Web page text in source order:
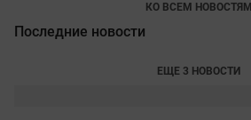
КО ВСЕМ НОВОСТЯМ
Последние новости
ЕЩЕ 3 НОВОСТИ